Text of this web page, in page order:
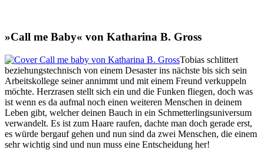
»Call me Baby« von Katharina B. Gross
Tobias schlittert
beziehungstechnisch von einem Desaster ins nächste bis sich sein
Arbeitskollege seiner annimmt und mit einem Freund verkuppeln
möchte. Herzrasen stellt sich ein und die Funken fliegen, doch was
ist wenn es da aufmal noch einen weiteren Menschen in deinem
Leben gibt, welcher deinen Bauch in ein Schmetterlingsuniversum
verwandelt. Es ist zum Haare raufen, dachte man doch gerade erst,
es würde bergauf gehen und nun sind da zwei Menschen, die einem
sehr wichtig sind und nun muss eine Entscheidung her!